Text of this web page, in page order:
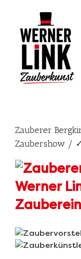
content
Zauberer
Zaubershow /